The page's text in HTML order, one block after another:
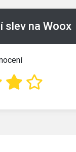
slev na Woox